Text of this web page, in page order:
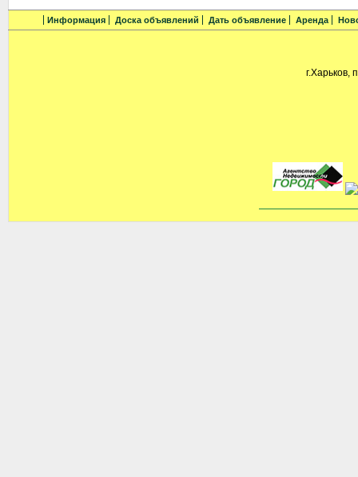
Информация Доска объявлений Дать объявление Аренда
г.Харьков,